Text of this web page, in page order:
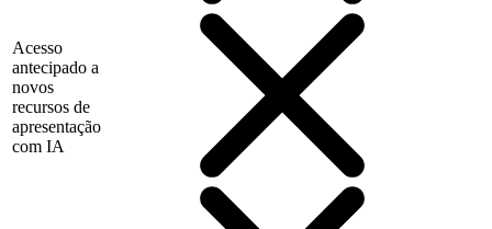
Acesso
antecipado a
novos
recursos de
apresentação
com IA